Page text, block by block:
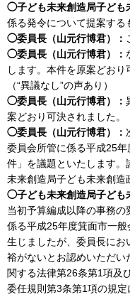
◯子ども未来創造局子ども
係る発令について提案する
◯委員長（山元行博君）：
◯委員長（山元行博君）：
します。本件を原案どおり
（“異議なし”の声あり）
◯委員長（山元行博君）：
案どおり可決されました。
◯委員長（山元行博君）：
委員会所管に係る平成25
件」を議題といたします。
未来創造局子ども未来創造
◯子ども未来創造局子ども
当初予算編成以降の事務
係る平成25年度箕面市一
生じましたが、委員長にお
裕がないとお認めいただい
関する法律第26条第1項及
委任規則第3条第1項の規